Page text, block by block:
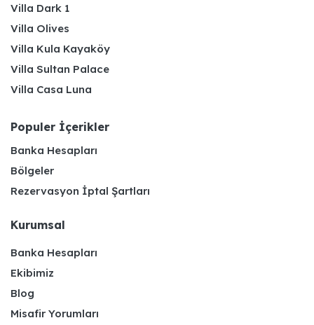
Villa Dark 1
Villa Olives
Villa Kula Kayaköy
Villa Sultan Palace
Villa Casa Luna
Populer İçerikler
Banka Hesapları
Bölgeler
Rezervasyon İptal Şartları
Kurumsal
Banka Hesapları
Ekibimiz
Blog
Misafir Yorumları